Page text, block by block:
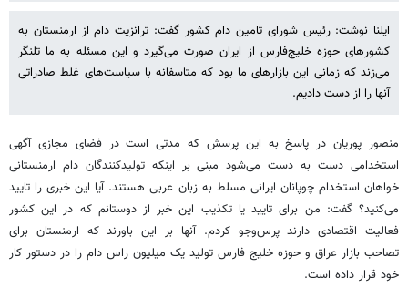
ایلنا نوشت: رئیس شورای تامین دام کشور گفت: ترانزیت دام از ارمنستان به
کشورهای حوزه خلیج‌فارس از ایران صورت می‌گیرد و این مسئله به ما تلنگر
می‌زند که زمانی این بازارهای ما بود که متاسفانه با سیاست‌های غلط صادراتی
آنها را از دست دادیم.
منصور پوریان در پاسخ به این پرسش که مدتی است در فضای مجازی آگهی
استخدامی دست به دست می‌شود مبنی بر اینکه تولیدکنندگان دام ارمنستانی
خواهان استخدام چوپانان ایرانی مسلط به زبان عربی هستند. آیا این خبری را تایید
می‌کنید؟ گفت: من برای تایید یا تکذیب این خبر از دوستانم که در این کشور
فعالیت اقتصادی دارند پرس‌وجو کردم. آنها بر این باورند که ارمنستان برای
تصاحب بازار عراق و حوزه خلیج فارس تولید یک میلیون راس دام را در دستور کار
خود قرار داده است.